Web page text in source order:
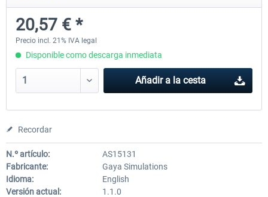
0,00 € *
20,57 € *
Precio incl. 21% IVA legal
Disponible como descarga inmediata
Añadir a la cesta
Recordar
N.º artículo:
AS15131
Fabricante:
Gaya Simulations
Idioma:
English
Versión actual:
1.1.0